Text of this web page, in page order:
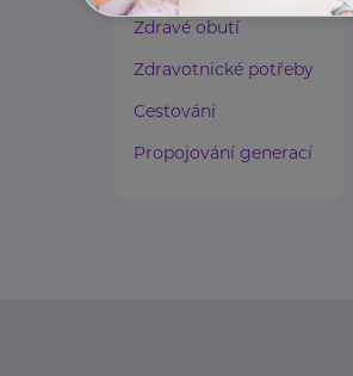
Zdravé obutí
Zdravotnické potřeby
Cestování
Propojování generací